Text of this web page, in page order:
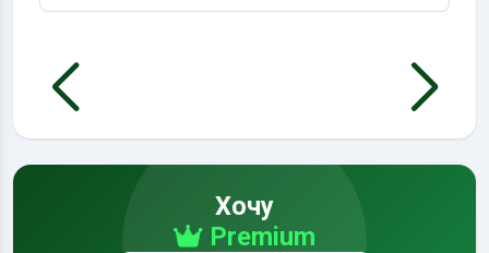
Хочу
Premium